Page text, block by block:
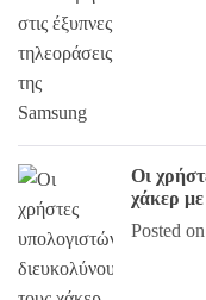
Οι
χάκερ
Posted